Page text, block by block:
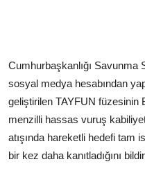
Cumhurbaşkanlığı Savunma
sosyal medya hesabından
geliştirilen TAYFUN füzesinin
menzilli hassas vuruş
atışında hareketli hedefi tam
bir kez daha kanıtladığını